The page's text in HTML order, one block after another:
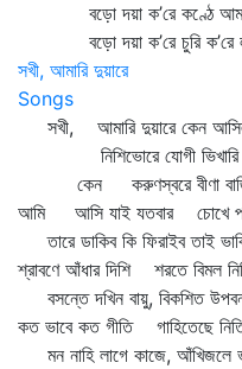
বড়ো দয়া ক’রে কণ্ঠে আমার
বড়ো দয়া ক’রে চুরি ক’রে
সখী, আমারি দুয়ারে
Songs
সখী, আমারি দুয়ারে কেন
নিশিভোরে যোগী
কেন করুণস্বরে বীণা
আমি আসি যাই যতবার চোখে
তারে ডাকিব কি ফিরাইব তাই
শ্রাবণে আঁধার দিশি শরতে বিমল
বসন্তে দখিন বায়ু, বিকশিত
কত ভাবে কত গীতি গাহিতেছে
মন নাহি লাগে কাজে, আঁখিজলে